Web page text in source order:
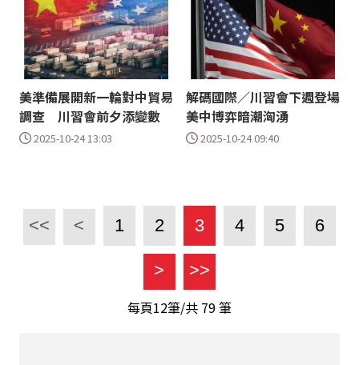
美準備展開新一輪對中貿易
調查 川習會前夕添變數
2025-10-24 13:03
解碼國際／川習會下週登場
美中博弈暗潮洶湧
2025-10-24 09:40
<< < 1 2 3 4 5 6
> >>
每頁12筆/共 79筆